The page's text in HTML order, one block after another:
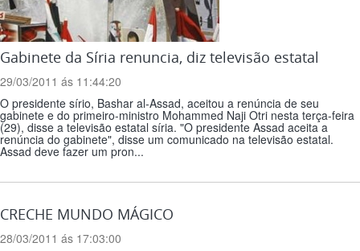
Gabinete da Síria renuncia, diz televisão estatal
29/03/2011 ás 11:44:20
O presidente sírio, Bashar al-Assad, aceitou a renúncia de seu
gabinete e do primeiro-ministro Mohammed Naji Otri nesta terça-feira
(29), disse a televisão estatal síria. "O presidente Assad aceita a
renúncia do gabinete", disse um comunicado na televisão estatal.
Assad deve fazer um pron...
CRECHE MUNDO MÁGICO
28/03/2011 ás 17:03:00